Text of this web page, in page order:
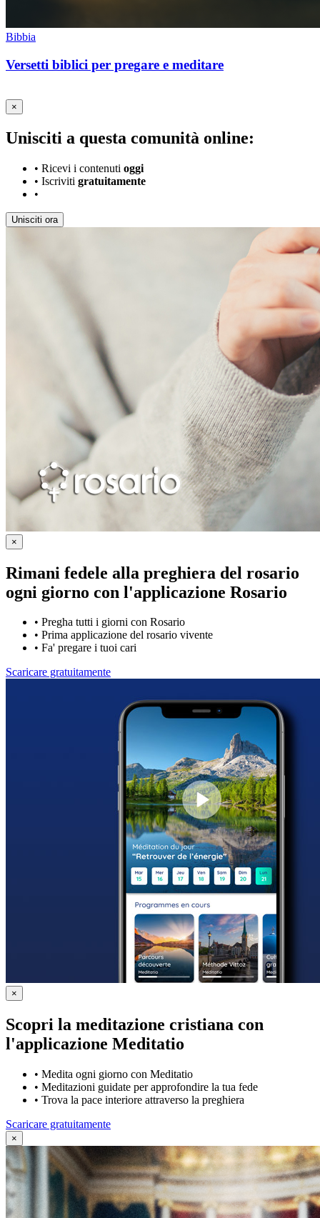
Bibbia
Versetti biblici per pregare e meditare
×
Unisciti a questa comunità online:
• Ricevi i contenuti oggi
• Iscriviti gratuitamente
•
Unisciti ora
×
Rimani fedele alla preghiera del rosario
ogni giorno con l'applicazione Rosario
• Pregha tutti i giorni con Rosario
• Prima applicazione del rosario vivente
• Fa' pregare i tuoi cari
Scaricare gratuitamente
×
Scopri la meditazione cristiana con
l'applicazione Meditatio
• Medita ogni giorno con Meditatio
• Meditazioni guidate per approfondire la tua fede
• Trova la pace interiore attraverso la preghiera
Scaricare gratuitamente
×